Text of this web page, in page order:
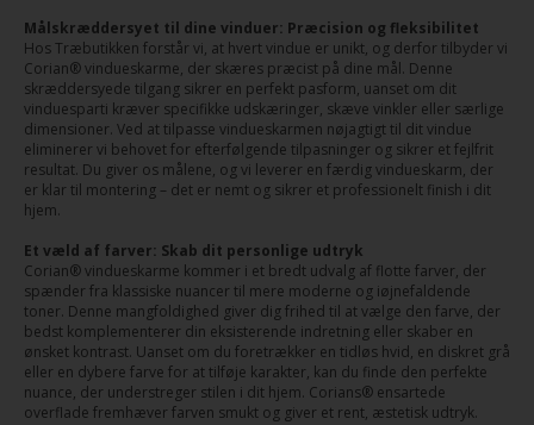
Målskræddersyet til dine vinduer: Præcision og fleksibilitet
Hos Træbutikken forstår vi, at hvert vindue er unikt, og derfor tilbyder vi
Corian® vindueskarme, der skæres præcist på dine mål. Denne
skræddersyede tilgang sikrer en perfekt pasform, uanset om dit
vinduesparti kræver specifikke udskæringer, skæve vinkler eller særlige
dimensioner. Ved at tilpasse vindueskarmen nøjagtigt til dit vindue
eliminerer vi behovet for efterfølgende tilpasninger og sikrer et fejlfrit
resultat. Du giver os målene, og vi leverer en færdig vindueskarm, der
er klar til montering – det er nemt og sikrer et professionelt finish i dit
hjem.
Et væld af farver: Skab dit personlige udtryk
Corian® vindueskarme kommer i et bredt udvalg af flotte farver, der
spænder fra klassiske nuancer til mere moderne og iøjnefaldende
toner. Denne mangfoldighed giver dig frihed til at vælge den farve, der
bedst komplementerer din eksisterende indretning eller skaber en
ønsket kontrast. Uanset om du foretrækker en tidløs hvid, en diskret grå
eller en dybere farve for at tilføje karakter, kan du finde den perfekte
nuance, der understreger stilen i dit hjem. Corians® ensartede
overflade fremhæver farven smukt og giver et rent, æstetisk udtryk.